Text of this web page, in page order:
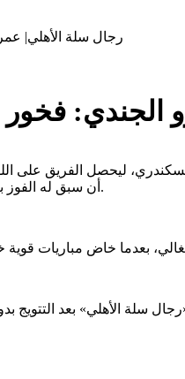
رجال سلة الأهلي|
فخور
ليحصل الفريق على
أن سبق له الفوز ببطولة دوري المرتبط وكأس السوبر المصري.